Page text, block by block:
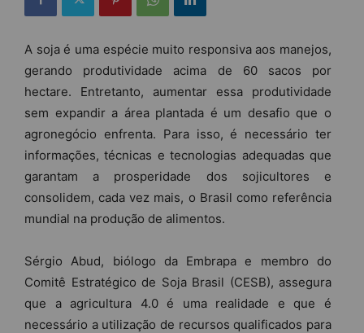
A soja é uma espécie muito responsiva aos manejos,
gerando produtividade acima de 60 sacos por
hectare. Entretanto, aumentar essa produtividade
sem expandir a área plantada é um desafio que o
agronegócio enfrenta. Para isso, é necessário ter
informações, técnicas e tecnologias adequadas que
garantam a prosperidade dos sojicultores e
consolidem, cada vez mais, o Brasil como referência
mundial na produção de alimentos.
Sérgio Abud, biólogo da Embrapa e membro do
Comitê Estratégico de Soja Brasil (CESB), assegura
que a agricultura 4.0 é uma realidade e que é
necessário a utilização de recursos qualificados para